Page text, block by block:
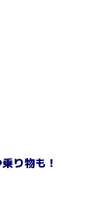
り物も！